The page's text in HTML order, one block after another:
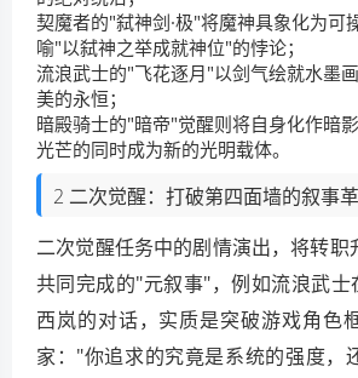
契魔者的"弑神剑·极"将魔神具象化为可
喻"以弑神之举成就神位"的悖论；
流浪武士的"飞花逐月"以剑气绘就水墨
美的永恒；
暗殿骑士的"暗帝"觉醒则将自身化作暗
光芒的同时成为新的光明载体。
2 二次觉醒：打破第四面墙的叙事
二次觉醒任务中的剧情演出，将转职
共同完成的"元叙事"，例如流浪武
西岚的对话，实质是突破游戏角色
家："你追求的究竟是系统的强度，